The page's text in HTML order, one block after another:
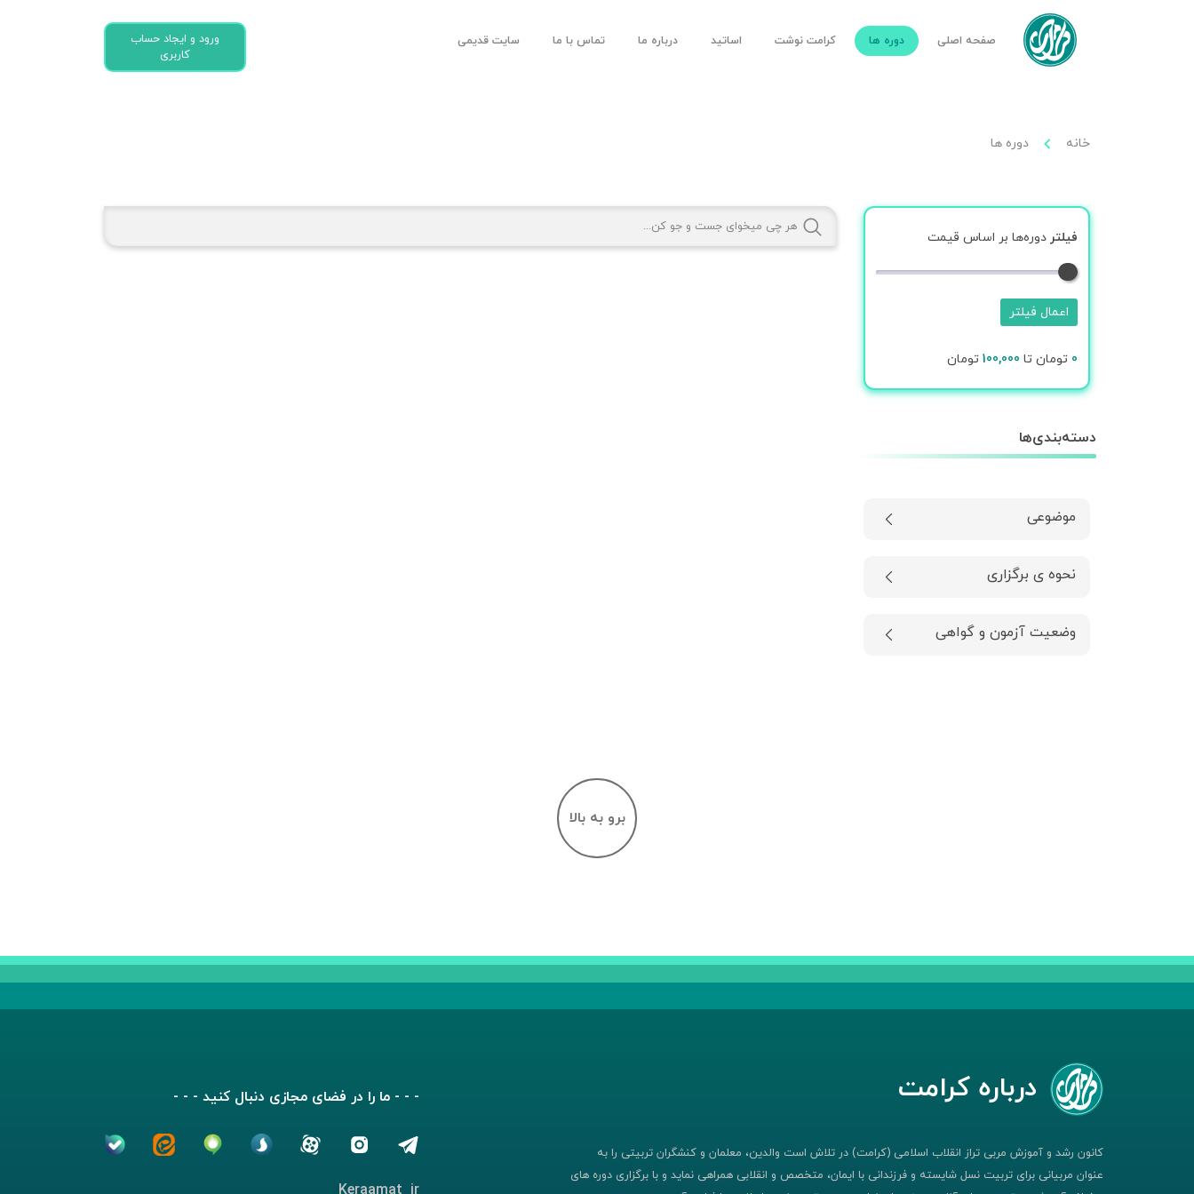
صفحه اصلی دوره ها کرامت نوشت اساتید درباره ما تماس با ما سایت قدیمی
ورود و ایجاد حساب
کاربری
خانه دوره ها
فیلتر دوره‌ها بر اساس قیمت
اعمال فیلتر
0 تومان تا 100,000 تومان
دسته‌بندی‌ها
موضوعی
نحوه ی برگزاری
وضعیت آزمون و گواهی
برو به بالا
درباره کرامت
کانون رشد و آموزش مربی تراز انقلاب اسلامی (کرامت) در تلاش است والدین، معلمان و کنشگران تربیتی را به
عنوان مربیانی برای تربیت نسل شایسته و فرزندانی با ایمان، متخصص و انقلابی همراهی نماید و با برگزاری دوره های
- - - ما را در فضای مجازی دنبال کنید - - -